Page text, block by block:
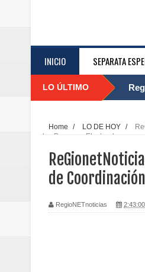
INICIO SEPARATA
LO ÚLTIMO
Home / LO DE HOY /
los Procesos Electorales
de
RegioNETnoticias 2:43:00